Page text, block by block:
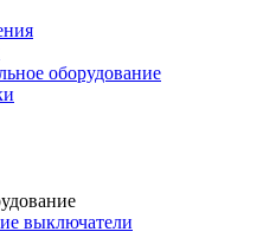
оборудование
выключатели